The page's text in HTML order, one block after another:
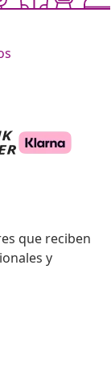
que reciben
y